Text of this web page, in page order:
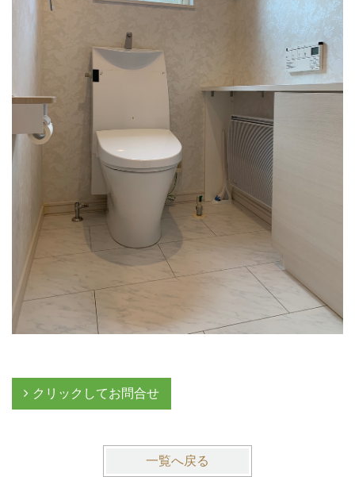
クリックしてお問合せ
一覧へ戻る